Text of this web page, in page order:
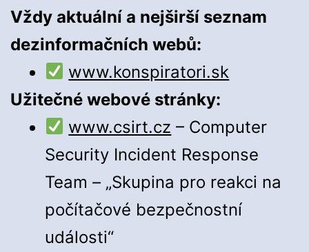
Vždy aktuální a nejširší seznam
dezinformačních webů:
www.konspiratori.sk
Užitečné webové stránky:
www.csirt.cz – Computer
Security Incident Response
Team – „Skupina pro reakci na
počítačové bezpečnostní
události“